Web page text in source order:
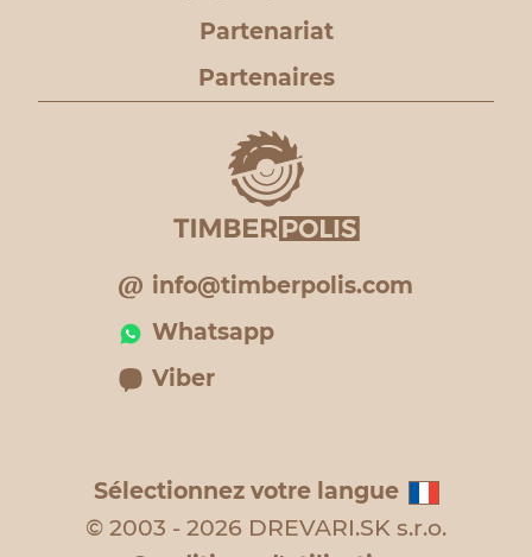
Partenariat
Partenaires
info@timberpolis.com
Whatsapp
Viber
Sélectionnez votre langue
© 2003 - 2026 DREVARI.SK s.r.o.